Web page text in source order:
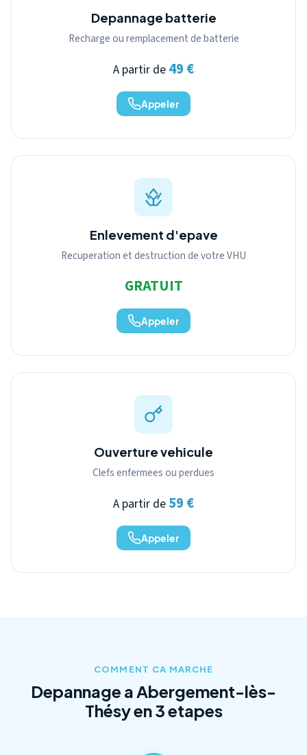
Depannage batterie
Recharge ou remplacement de batterie
A partir de 49 €
Appeler
Enlevement d'epave
Recuperation et destruction de votre VHU
GRATUIT
Appeler
Ouverture vehicule
Clefs enfermees ou perdues
A partir de 59 €
Appeler
COMMENT CA MARCHE
Depannage a Abergement-lès-
Thésy en 3 etapes